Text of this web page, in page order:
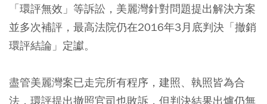
「環評無效」等訴訟，美麗灣針對問題提出解決方案
並多次補評，最高法院仍在2016年3月底判決「撤銷
環評結論」定讞。
盡管美麗灣案已走完所有程序，建照、執照皆為合
法，環評提出撤照官司也敗訴，但判決結果出爐仍無